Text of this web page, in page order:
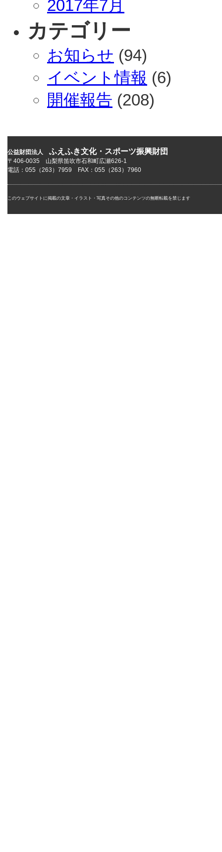
2017年7月
カテゴリー
お知らせ (94)
イベント情報 (6)
開催報告 (208)
公益財団法人 ふえふき文化・スポーツ振興財団
〒406-0035 山梨県笛吹市石和町広瀬626-1
電話：055（263）7959 FAX：055（263）7960
このウェブサイトに掲載の文章・イラスト・写真その他のコンテンツの無断転載を禁じます